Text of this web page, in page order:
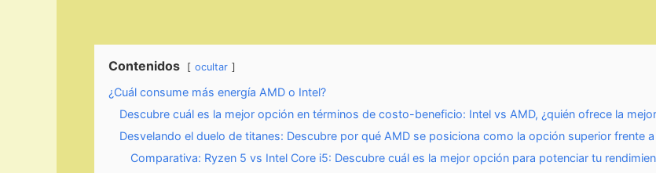
Contenidos ocultar
¿Cuál consume más energía AMD o Intel?
Descubre cuál es la mejor opción en términos de costo-beneficio: Intel vs AMD, ¿quién ofrece la
Desvelando el duelo de titanes: Descubre por qué AMD se posiciona como la opción superior frente
Comparativa: Ryzen 5 vs Intel Core i5: Descubre cuál es la mejor opción para potenciar tu